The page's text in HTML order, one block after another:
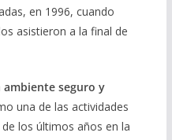
en 1996, cuando
asistieron a la final de
ambiente seguro y
una de las actividades
los últimos años en la